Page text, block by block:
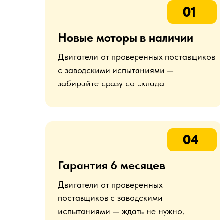
Двигатели от проверенных поставщиков
с заводскими испытаниями —
забирайте сразу со склада.
Новые моторы в наличии
01
Двигатели от проверенных
поставщиков с заводскими
испытаниями — ждать не нужно.
Гарантия 6 месяцев
04